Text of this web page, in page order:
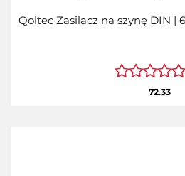
Qoltec Zasilacz na szynę DIN |
72.33